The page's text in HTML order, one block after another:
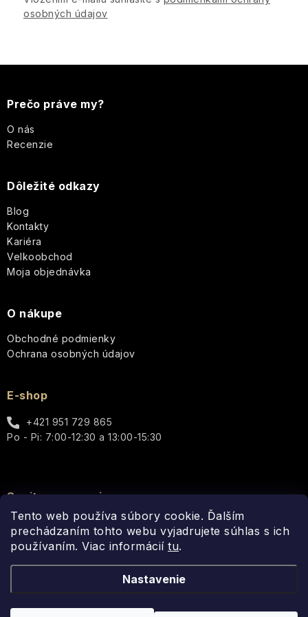
Tento web používa súbory cookie. Ďalším
prechádzaním tohto webu vyjadrujete súhlas s ich
používaním. Viac informácií tu.
Nastavenie
s
osobných údajov
á
p
t
e
Prečo práve my?
O nás
Recenzie
Dôležité odkazy
Blog
Kontakty
Kariéra
Velkoobchod
Moja objednávka
O nákupe
Obchodné podmienky
Ochrana osobných údajov
E-shop
+421 951 729 865
Po - Pi: 7:00-12:30 a 13:00-15:30
Spojte sa s nami